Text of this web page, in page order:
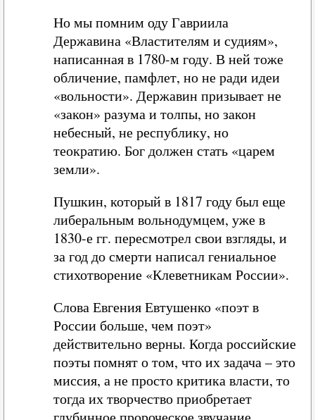
Но мы помним оду Гавриила
Державина «Властителям и судиям»,
написанная в 1780-м году. В ней тоже
обличение, памфлет, но не ради идеи
«вольности». Державин призывает не
«закон» разума и толпы, но закон
небесный, не республику, но
теократию. Бог должен стать «царем
земли».
Пушкин, который в 1817 году был еще
либеральным вольнодумцем, уже в
1830-е гг. пересмотрел свои взгляды, и
за год до смерти написал гениальное
стихотворение «Клеветникам России».
Слова Евгения Евтушенко «поэт в
России больше, чем поэт»
действительно верны. Когда российские
поэты помнят о том, что их задача – это
миссия, а не просто критика власти, то
тогда их творчество приобретает